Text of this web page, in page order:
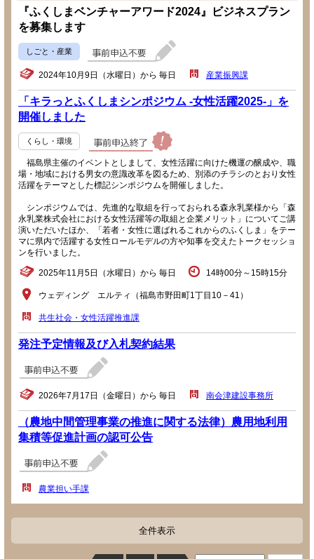
『ふくしまベンチャーアワード2024』ビジネスプラン
を募集します
しごと・産業
2024年10月9日（水曜日）から 毎日 産業振興課
「キラっとふくしまシンポジウム -女性活躍2025-」を
開催しました
くらし・環境
福島県主催のイベントとしまして、女性活躍に向けた機運の醸成や、職
場・地域における男女の意識改革を図るため、別添のチラシのとおり女性
活躍をテーマとした標記シンポジウムを開催しました。
シンポジウムでは、先進的な取組を行っておられる森永乳業様から「森
永乳業株式会社における女性活躍等の取組と企業メリット」についてご講
演いただいたほか、「若者・女性に選ばれるこれからのふくしま」をテー
マに県内で活躍する女性ロールモデルの方や知事を交えたトークセッショ
ンを行いました。
2025年11月5日（水曜日）から 毎日 14時00分～15時15分
ウェディング エルティ（福島市野田町1丁目10－41）
共生社会・女性活躍推進課
発注予定情報及び入札契約結果
2026年7月17日（金曜日）から 毎日 南会津建設事務所
（農地中間管理事業の推進に関する法律）農用地利用
集積等促進計画の認可公告
農業担い手課
全件表示